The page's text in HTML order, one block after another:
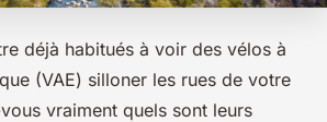
déjà habitués à voir des vélos à
(VAE) silloner les rues de votre
vraiment quels sont leurs